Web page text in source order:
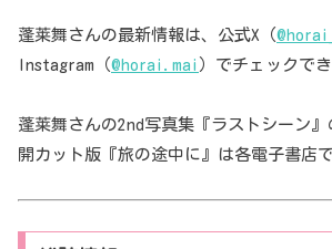
蓬莱舞さんの最新情報は、公式X（
Instagram（@horai.mai ）でチェックでき
蓬莱舞さんの2nd写真集『ラストシーン
開カット版『旅の途中に』は各電子書店